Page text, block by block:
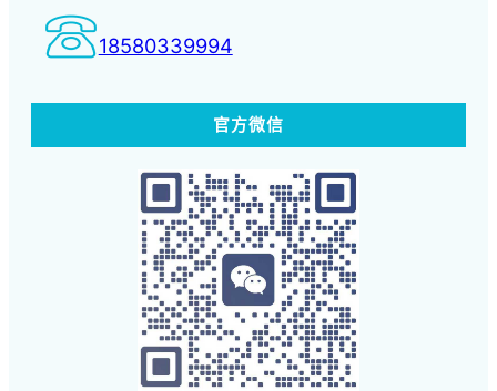
18580339994
官方微信